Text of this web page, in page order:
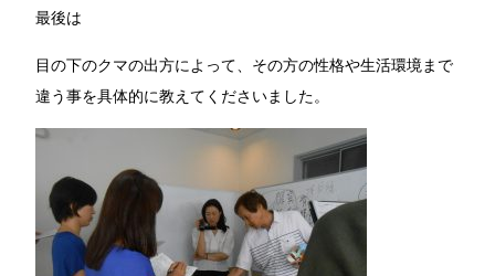
最後は
目の下のクマの出方によって、その方の性格や生活環境まで
違う事を具体的に教えてくださいました。